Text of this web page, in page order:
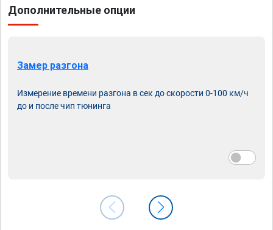
Дополнительные опции
Замер разгона
Измерение времени разгона в сек до скорости 0-100 км/ч
до и после чип тюнинга